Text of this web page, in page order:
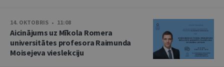
14. OKTOBRIS • 11:08
Aicinājums uz Mīkola Romera
universitātes profesora Raimunda
Moisejeva vieslekciju